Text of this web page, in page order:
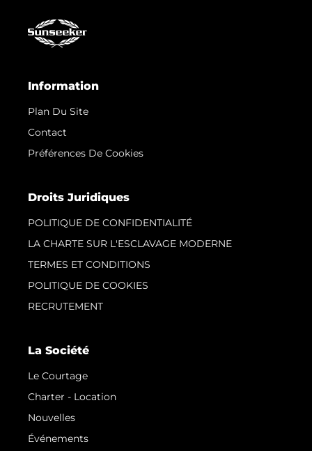
Information
Plan Du Site
Contact
Préférences De Cookies
Droits Juridiques
POLITIQUE DE CONFIDENTIALITÉ
LA CHARTE SUR L'ESCLAVAGE MODERNE
TERMES ET CONDITIONS
POLITIQUE DE COOKIES
RECRUTEMENT
La Société
Le Courtage
Charter - Location
Nouvelles
Événements